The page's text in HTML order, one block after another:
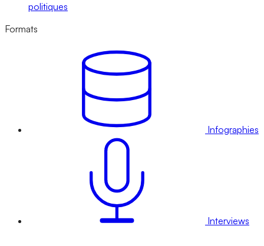
politiques
Formats
Infographies
Interviews